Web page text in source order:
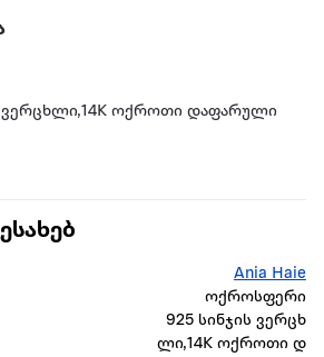
ვერცხლი,14K ოქროთი დაფარული
Ania Haie
ოქროსფერი
925 სინჯის ვერცხ
ლი,14K ოქროთი დ